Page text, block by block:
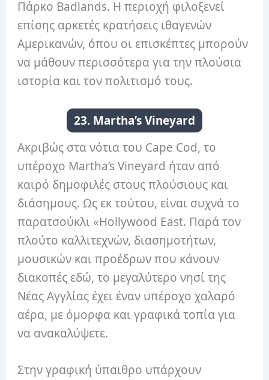
Πάρκο Badlands. Η περιοχή φιλοξενεί
επίσης αρκετές κρατήσεις ιθαγενών
Αμερικανών, όπου οι επισκέπτες μπορούν
να μάθουν περισσότερα για την πλούσια
ιστορία και τον πολιτισμό τους.
23. Martha’s Vineyard
Ακριβώς στα νότια του Cape Cod, το
υπέροχο Martha’s Vineyard ήταν από
καιρό δημοφιλές στους πλούσιους και
διάσημους. Ως εκ τούτου, είναι συχνά το
παρατσούκλι «Hollywood East. Παρά τον
πλούτο καλλιτεχνών, διασημοτήτων,
μουσικών και προέδρων που κάνουν
διακοπές εδώ, το μεγαλύτερο νησί της
Νέας Αγγλίας έχει έναν υπέροχο χαλαρό
αέρα, με όμορφα και γραφικά τοπία για
να ανακαλύψετε.
Στην γραφική ύπαιθρο υπάρχουν